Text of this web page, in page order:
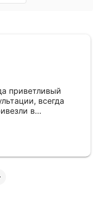
приветливый
всегда
в